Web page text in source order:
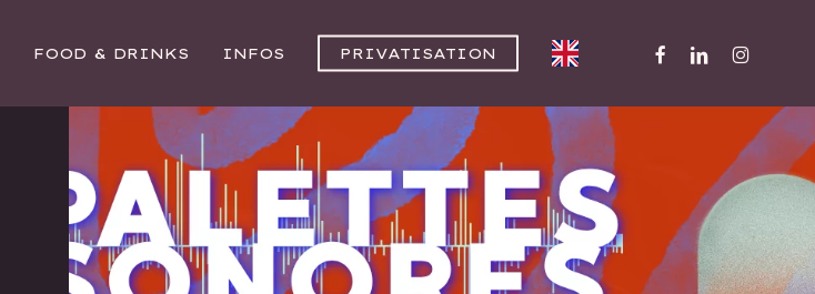
FOOD & DRINKS INFOS PRIVATISATION FACEBOOK
LINKEDIN